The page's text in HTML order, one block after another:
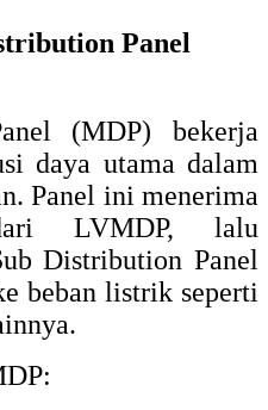
Panel
(MDP) bekerja
daya utama dalam
Panel ini menerima
LVMDP, lalu
Distribution Panel
beban listrik seperti